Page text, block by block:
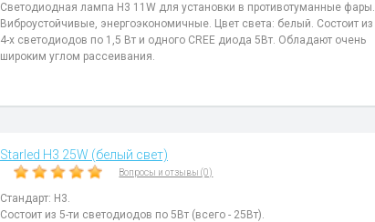
Светодиодная лампа H3 11W для установки в противотуманные фары.
Виброустойчивые, энергоэкономичные. Цвет света: белый. Состоит из
4-х светодиодов по 1,5 Вт и одного CREE диода 5Вт. Обладают очень
широким углом рассеивания.
Starled H3 25W (белый свет)
Вопросы и отзывы (0)
Стандарт: H3.
Состоит из 5-ти светодиодов по 5Вт (всего - 25Вт).